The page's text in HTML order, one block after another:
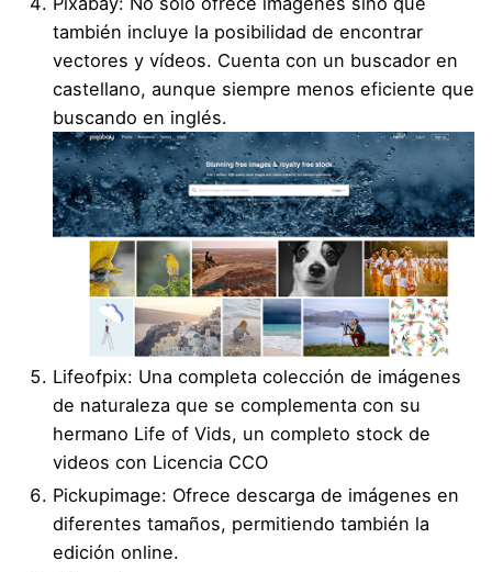
también incluye la posibilidad de encontrar
vectores y vídeos. Cuenta con un buscador en
castellano, aunque siempre menos eficiente que
buscando en inglés.
Lifeofpix: Una completa colección de imágenes
de naturaleza que se complementa con su
hermano Life of Vids, un completo stock de
videos con Licencia CCO
Pickupimage: Ofrece descarga de imágenes en
diferentes tamaños, permitiendo también la
edición online.